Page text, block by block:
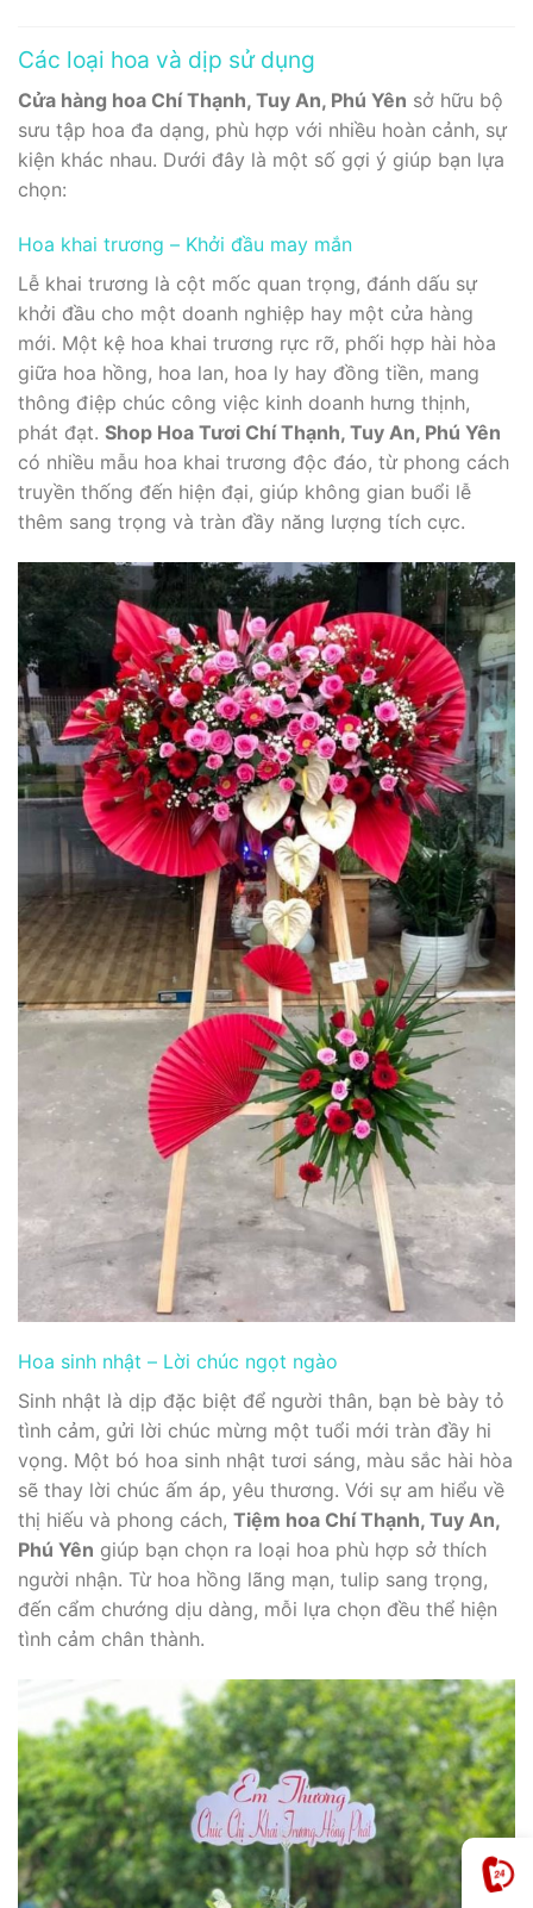
Các loại hoa và dịp sử dụng
Cửa hàng hoa Chí Thạnh, Tuy An, Phú Yên sở hữu bộ
sưu tập hoa đa dạng, phù hợp với nhiều hoàn cảnh, sự
kiện khác nhau. Dưới đây là một số gợi ý giúp bạn lựa
chọn:
Hoa khai trương – Khởi đầu may mắn
Lễ khai trương là cột mốc quan trọng, đánh dấu sự
khởi đầu cho một doanh nghiệp hay một cửa hàng
mới. Một kệ hoa khai trương rực rỡ, phối hợp hài hòa
giữa hoa hồng, hoa lan, hoa ly hay đồng tiền, mang
thông điệp chúc công việc kinh doanh hưng thịnh,
phát đạt. Shop Hoa Tươi Chí Thạnh, Tuy An, Phú Yên
có nhiều mẫu hoa khai trương độc đáo, từ phong cách
truyền thống đến hiện đại, giúp không gian buổi lễ
thêm sang trọng và tràn đầy năng lượng tích cực.
Hoa sinh nhật – Lời chúc ngọt ngào
Sinh nhật là dịp đặc biệt để người thân, bạn bè bày tỏ
tình cảm, gửi lời chúc mừng một tuổi mới tràn đầy hi
vọng. Một bó hoa sinh nhật tươi sáng, màu sắc hài hòa
sẽ thay lời chúc ấm áp, yêu thương. Với sự am hiểu về
thị hiếu và phong cách, Tiệm hoa Chí Thạnh, Tuy An,
Phú Yên giúp bạn chọn ra loại hoa phù hợp sở thích
người nhận. Từ hoa hồng lãng mạn, tulip sang trọng,
đến cẩm chướng dịu dàng, mỗi lựa chọn đều thể hiện
tình cảm chân thành.